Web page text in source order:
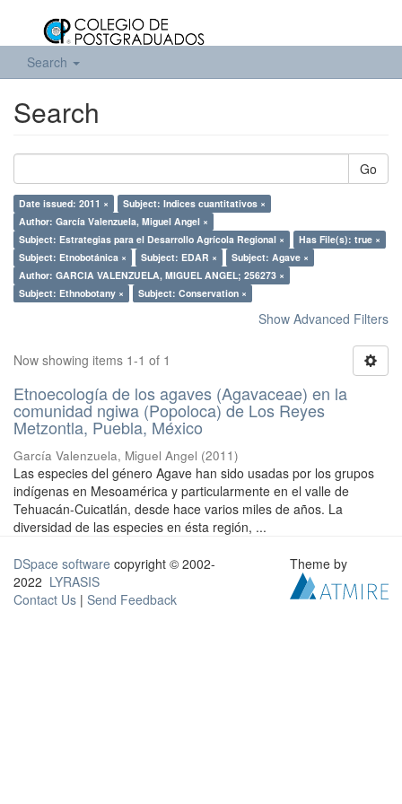
Search
Search
Go
Date issued: 2011 ×
Subject: Indices cuantitativos ×
Author: García Valenzuela, Miguel Angel ×
Subject: Estrategias para el Desarrollo Agrícola Regional ×
Has File(s): true ×
Subject: Etnobotánica ×
Subject: EDAR ×
Subject: Agave ×
Author: GARCIA VALENZUELA, MIGUEL ANGEL; 256273 ×
Subject: Ethnobotany ×
Subject: Conservation ×
Show Advanced Filters
Now showing items 1-1 of 1
Etnoecología de los agaves (Agavaceae) en la
comunidad ngiwa (Popoloca) de Los Reyes
Metzontla, Puebla, México
García Valenzuela, Miguel Angel (2011)
Las especies del género Agave han sido usadas por los grupos
indígenas en Mesoamérica y particularmente en el valle de
Tehuacán-Cuicatlán, desde hace varios miles de años. La
diversidad de las especies en ésta región, ...
DSpace software copyright © 2002-
2022 LYRASIS
Contact Us | Send Feedback
Theme by